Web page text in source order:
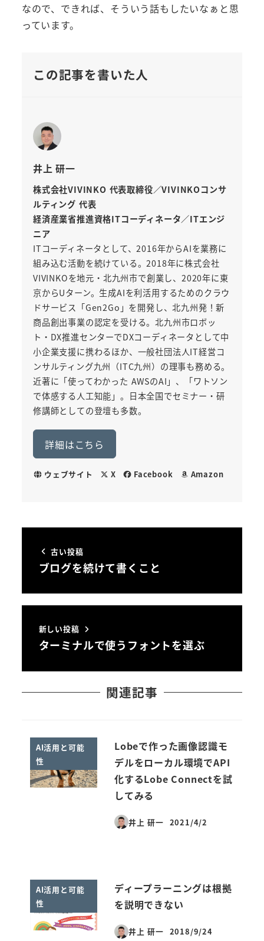
なので、できれば、そういう話もしたいなぁと思
っています。
この記事を書いた人
井上 研一
株式会社VIVINKO 代表取締役／VIVINKOコンサ
ルティング 代表
経済産業省推進資格ITコーディネータ／ITエンジ
ニア
ITコーディネータとして、2016年からAIを業務に
組み込む活動を続けている。2018年に株式会社
VIVINKOを地元・北九州市で創業し、2020年に東
京からUターン。生成AIを利活用するためのクラウ
ドサービス「Gen2Go」を開発し、北九州発！新
商品創出事業の認定を受ける。北九州市ロボッ
ト・DX推進センターでDXコーディネータとして中
小企業支援に携わるほか、一般社団法人IT経営コ
ンサルティング九州（ITC九州）の理事も務める。
近著に「使ってわかった AWSのAI」、「ワトソン
で体感する人工知能」。日本全国でセミナー・研
修講師としての登壇も多数。
詳細はこちら
ウェブサイト X Facebook Amazon
古い投稿
ブログを続けて書くこと
新しい投稿
ターミナルで使うフォントを選ぶ
関連記事
AI活用と可能
性
Lobeで作った画像認識モ
デルをローカル環境でAPI
化するLobe Connectを試
してみる
井上 研一
投稿日
2021/4/2
AI活用と可能
性
ディープラーニングは根拠
を説明できない
井上 研一
投稿日
2018/9/24